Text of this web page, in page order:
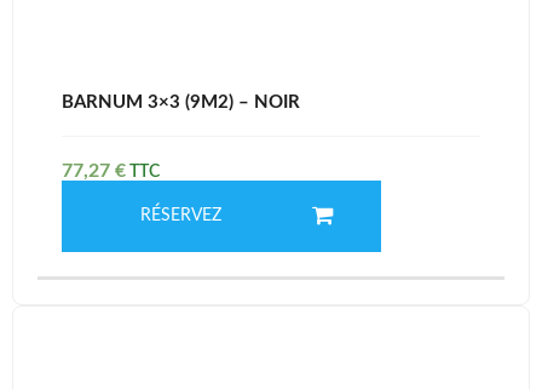
BARNUM 3×3 (9M2) – NOIR
77,27 €
RÉSERVEZ